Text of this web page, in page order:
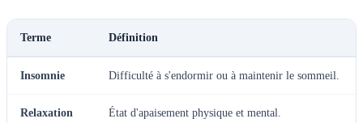
Terme Définition
Insomnie Difficulté à s'endormir ou à maintenir le sommeil.
Relaxation État d'apaisement physique et mental.